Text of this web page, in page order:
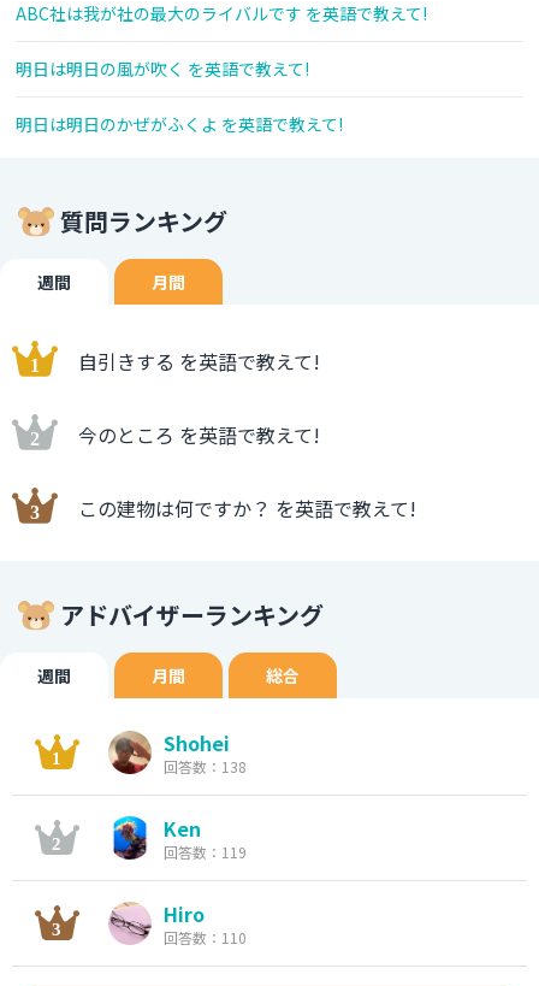
ABC社は我が社の最大のライバルです を英語で教えて!
明日は明日の風が吹く を英語で教えて!
明日は明日のかぜがふくよ を英語で教えて!
質問ランキング
週間 月間
自引きする を英語で教えて!
今のところ を英語で教えて!
この建物は何ですか？ を英語で教えて!
アドバイザーランキング
週間 月間 総合
Shohei
回答数：138
Ken
回答数：119
Hiro
回答数：110